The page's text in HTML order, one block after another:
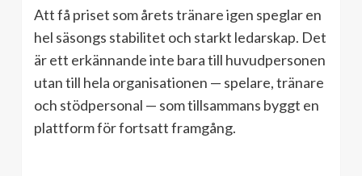
Att få priset som årets tränare igen speglar en
hel säsongs stabilitet och starkt ledarskap. Det
är ett erkännande inte bara till huvudpersonen
utan till hela organisationen — spelare, tränare
och stödpersonal — som tillsammans byggt en
plattform för fortsatt framgång.